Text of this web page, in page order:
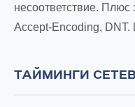
несоответствие. Плюс
Accept-Encoding,
ТАЙМИНГИ